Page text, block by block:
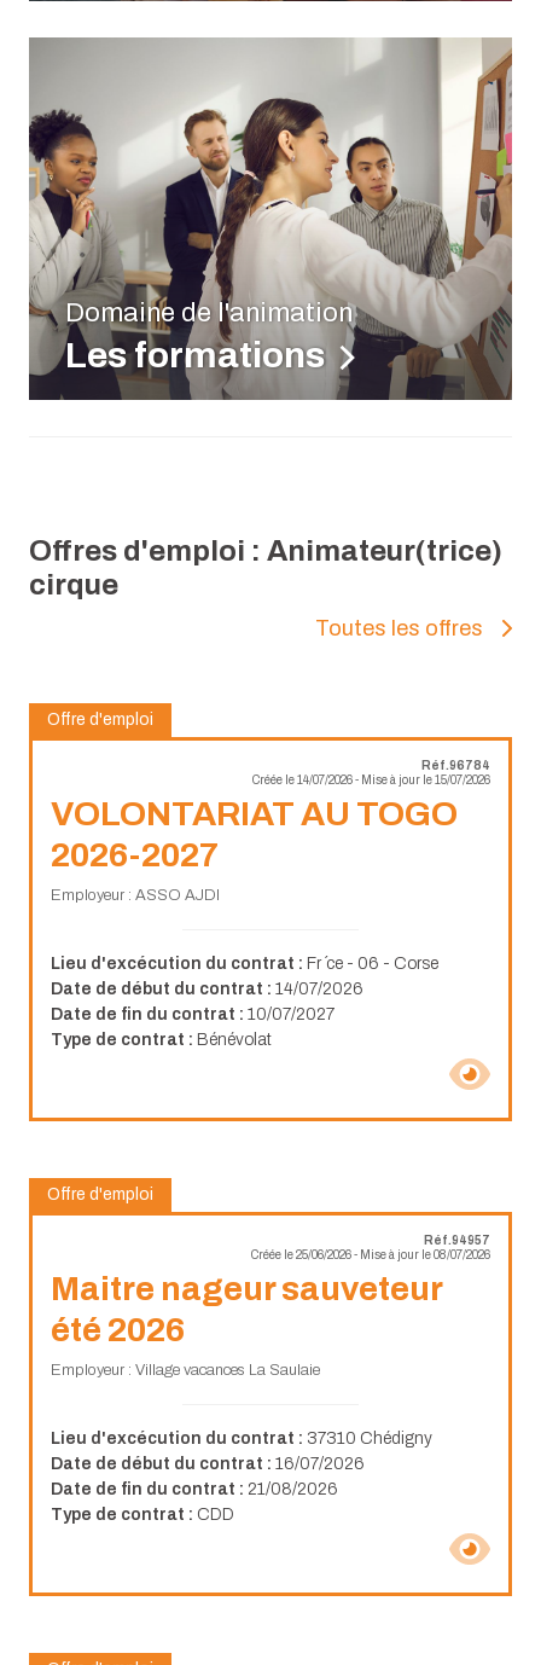
Domaine de l'animation
Les formations
Offres d'emploi : Animateur(trice)
cirque
Toutes les offres
Offre d'emploi
Réf.96784
Créée le 14/07/2026 - Mise à jour le 15/07/2026
VOLONTARIAT AU TOGO
2026-2027
Employeur : ASSO AJDI
Lieu d'excécution du contrat : Fr ´ce - 06 - Corse
Date de début du contrat : 14/07/2026
Date de fin du contrat : 10/07/2027
Type de contrat : Bénévolat
Offre d'emploi
Réf.94957
Créée le 25/06/2026 - Mise à jour le 08/07/2026
Maitre nageur sauveteur
été 2026
Employeur : Village vacances La Saulaie
Lieu d'excécution du contrat : 37310 Chédigny
Date de début du contrat : 16/07/2026
Date de fin du contrat : 21/08/2026
Type de contrat : CDD